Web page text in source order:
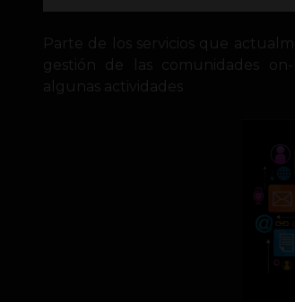
Parte de los servicios que
gestión de las comunidades
algunas actividades